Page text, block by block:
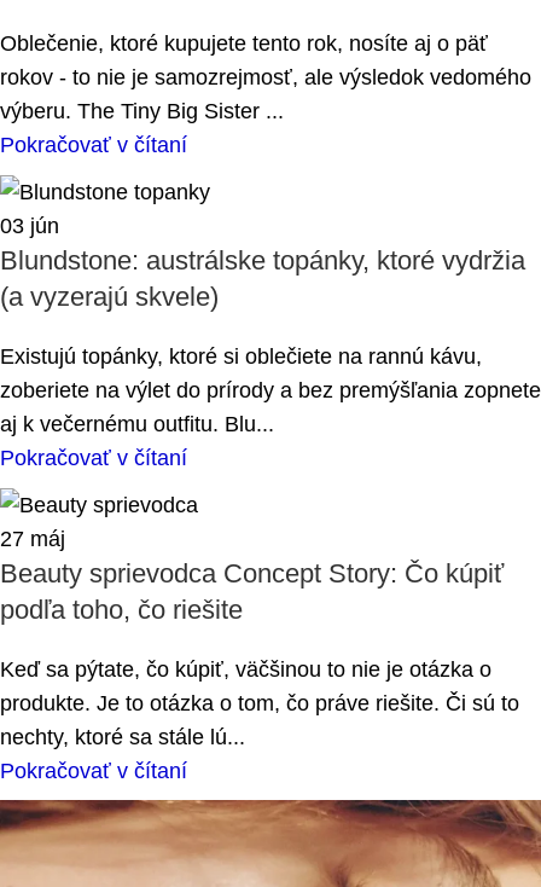
Oblečenie, ktoré kupujete tento rok, nosíte aj o päť
rokov - to nie je samozrejmosť, ale výsledok vedomého
výberu. The Tiny Big Sister ...
Pokračovať v čítaní
03 jún
Blundstone: austrálske topánky, ktoré vydržia
(a vyzerajú skvele)
Existujú topánky, ktoré si oblečiete na rannú kávu,
zoberiete na výlet do prírody a bez premýšľania zopnete
aj k večernému outfitu. Blu...
Pokračovať v čítaní
27 máj
Beauty sprievodca Concept Story: Čo kúpiť
podľa toho, čo riešite
Keď sa pýtate, čo kúpiť, väčšinou to nie je otázka o
produkte. Je to otázka o tom, čo práve riešite. Či sú to
nechty, ktoré sa stále lú...
Pokračovať v čítaní